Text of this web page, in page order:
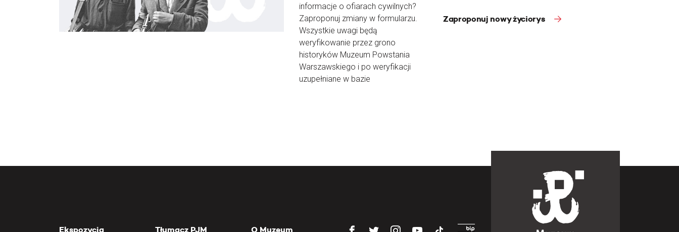
informacje o ofiarach cywilnych?
Zaproponuj zmiany w formularzu.
Wszystkie uwagi będą
weryfikowanie przez grono
historyków Muzeum Powstania
Warszawskiego i po weryfikacji
uzupełniane w bazie
Zaproponuj nowy życiorys
Ekspozycja
Tłumacz PJM
O Muzeum